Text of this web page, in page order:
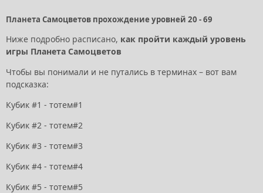
Планета Самоцветов прохождение уровней 20 - 69
Ниже подробно расписано, как пройти каждый уровень
игры Планета Самоцветов
Чтобы вы понимали и не путались в терминах – вот вам
подсказка:
Кубик #1 - тотем#1
Кубик #2 - тотем#2
Кубик #3 - тотем#3
Кубик #4 - тотем#4
Кубик #5 - тотем#5